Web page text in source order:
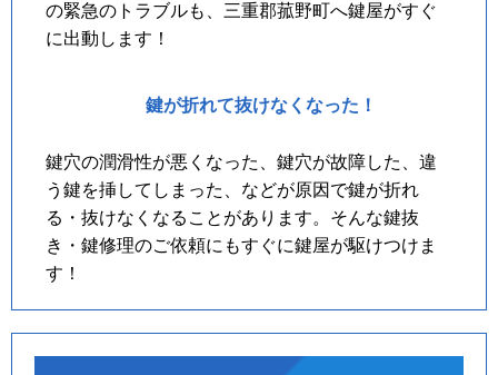
の緊急のトラブルも、三重郡菰野町へ鍵屋がすぐ
に出動します！
鍵が折れて抜けなくなった！
鍵穴の潤滑性が悪くなった、鍵穴が故障した、違
う鍵を挿してしまった、などが原因で鍵が折れ
る・抜けなくなることがあります。そんな鍵抜
き・鍵修理のご依頼にもすぐに鍵屋が駆けつけま
す！